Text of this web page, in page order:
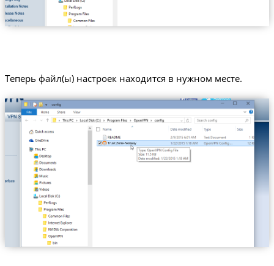
Теперь файл(ы) настроек находится в нужном месте.
Trust.Zone-Norway